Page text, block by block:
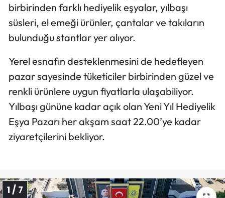
birbirinden farklı hediyelik eşyalar, yılbaşı
süsleri, el emeği ürünler, çantalar ve takıların
bulunduğu stantlar yer alıyor.
Yerel esnafın desteklenmesini de hedefleyen
pazar sayesinde tüketiciler birbirinden güzel ve
renkli ürünlere uygun fiyatlarla ulaşabiliyor.
Yılbaşı gününe kadar açık olan Yeni Yıl Hediyelik
Eşya Pazarı her akşam saat 22.00’ye kadar
ziyaretçilerini bekliyor.
1 / 7